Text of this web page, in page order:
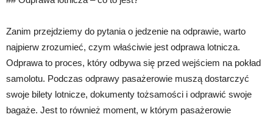
Zanim przejdziemy do pytania o jedzenie na odprawie, warto
najpierw zrozumieć, czym właściwie jest odprawa lotnicza.
Odprawa to proces, który odbywa się przed wejściem na pokład
samolotu. Podczas odprawy pasażerowie muszą dostarczyć
swoje bilety lotnicze, dokumenty tożsamości i odprawić swoje
bagaże. Jest to również moment, w którym pasażerowie